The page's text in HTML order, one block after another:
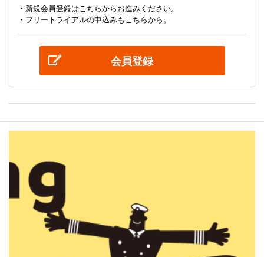
・新規会員登録はこちらからお進みください。
・フリートライアルの申込みもこちらから。
会員登録